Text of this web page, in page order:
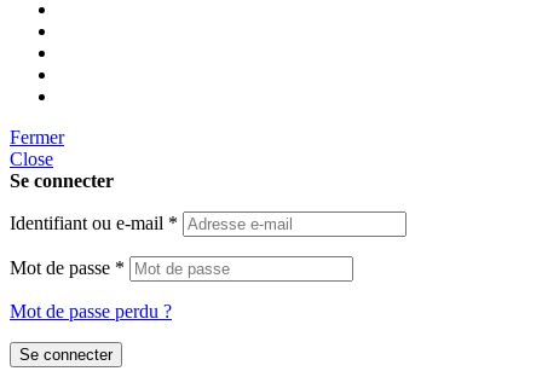
Fermer
Close
Se connecter
Identifiant ou e-mail *
Mot de passe *
Mot de passe perdu ?
Se connecter